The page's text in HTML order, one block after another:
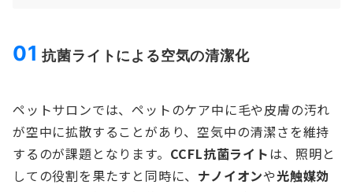
01 抗菌ライトによる空気の清潔化
ペットサロンでは、ペットのケア中に毛や皮膚の汚れ
が空中に拡散することがあり、空気中の清潔さを維持
するのが課題となります。 CCFL抗菌ライトは、照明と
しての役割を果たすと同時に、 ナノイオンや光触媒効